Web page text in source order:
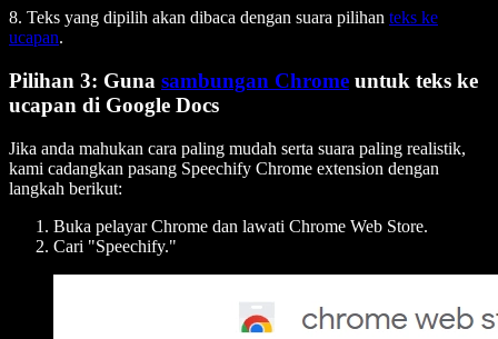
8. Teks yang dipilih akan dibaca dengan suara pilihan teks ke
ucapan.
Pilihan 3: Guna sambungan Chrome untuk teks ke
ucapan di Google Docs
Jika anda mahukan cara paling mudah serta suara paling realistik,
kami cadangkan pasang Speechify Chrome extension dengan
langkah berikut:
Buka pelayar Chrome dan lawati Chrome Web Store.
Cari "Speechify."